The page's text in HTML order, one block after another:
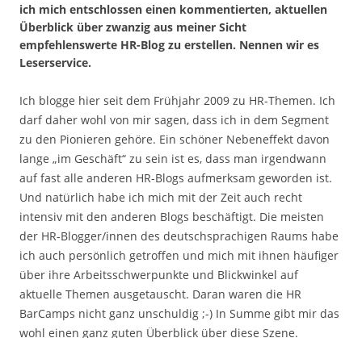
ich mich entschlossen einen kommentierten, aktuellen
Überblick über zwanzig aus meiner Sicht
empfehlenswerte HR-Blog zu erstellen. Nennen wir es
Leserservice.
Ich blogge hier seit dem Frühjahr 2009 zu HR-Themen. Ich
darf daher wohl von mir sagen, dass ich in dem Segment
zu den Pionieren gehöre. Ein schöner Nebeneffekt davon
lange „im Geschäft“ zu sein ist es, dass man irgendwann
auf fast alle anderen HR-Blogs aufmerksam geworden ist.
Und natürlich habe ich mich mit der Zeit auch recht
intensiv mit den anderen Blogs beschäftigt. Die meisten
der HR-Blogger/innen des deutschsprachigen Raums habe
ich auch persönlich getroffen und mich mit ihnen häufiger
über ihre Arbeitsschwerpunkte und Blickwinkel auf
aktuelle Themen ausgetauscht. Daran waren die HR
BarCamps nicht ganz unschuldig ;-) In Summe gibt mir das
wohl einen ganz guten Überblick über diese Szene.